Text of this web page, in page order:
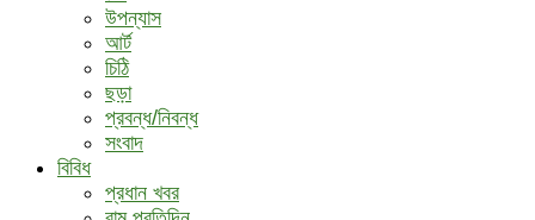
উপন্যাস
আর্ট
চিঠি
ছড়া
প্রবন্ধ/নিবন্ধ
সংবাদ
বিবিধ
প্রধান খবর